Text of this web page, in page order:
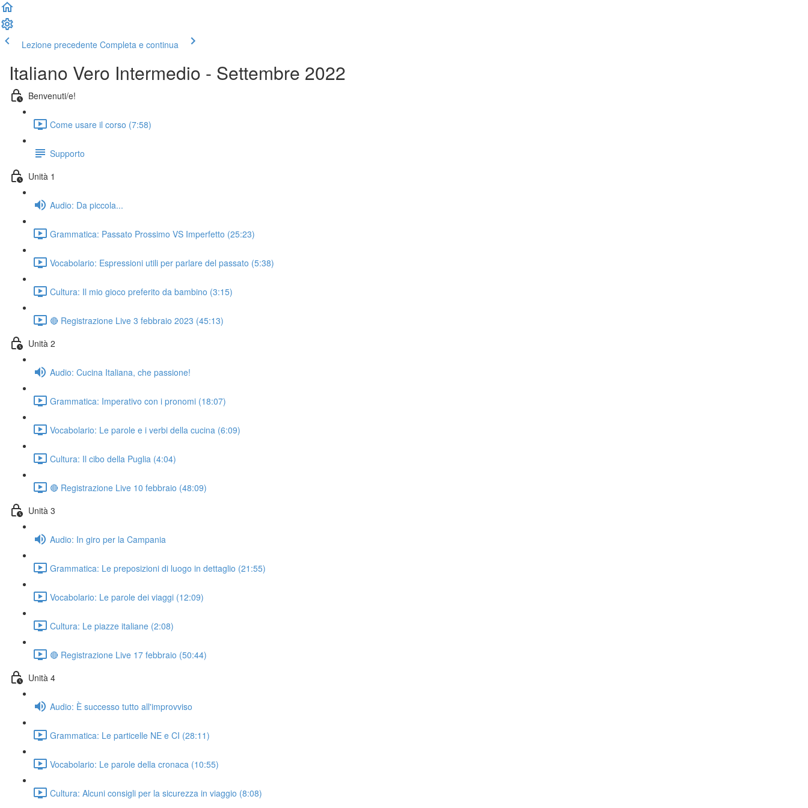
Lezione precedente Completa e continua
Italiano Vero Intermedio - Settembre 2022
Benvenuti/e!
Come usare il corso (7:58)
Supporto
Unità 1
Audio: Da piccola...
Grammatica: Passato Prossimo VS Imperfetto (25:23)
Vocabolario: Espressioni utili per parlare del passato (5:38)
Cultura: Il mio gioco preferito da bambino (3:15)
🔴 Registrazione Live 3 febbraio 2023 (45:13)
Unità 2
Audio: Cucina Italiana, che passione!
Grammatica: Imperativo con i pronomi (18:07)
Vocabolario: Le parole e i verbi della cucina (6:09)
Cultura: Il cibo della Puglia (4:04)
🔴 Registrazione Live 10 febbraio (48:09)
Unità 3
Audio: In giro per la Campania
Grammatica: Le preposizioni di luogo in dettaglio (21:55)
Vocabolario: Le parole dei viaggi (12:09)
Cultura: Le piazze italiane (2:08)
🔴 Registrazione Live 17 febbraio (50:44)
Unità 4
Audio: È successo tutto all'improvviso
Grammatica: Le particelle NE e CI (28:11)
Vocabolario: Le parole della cronaca (10:55)
Cultura: Alcuni consigli per la sicurezza in viaggio (8:08)